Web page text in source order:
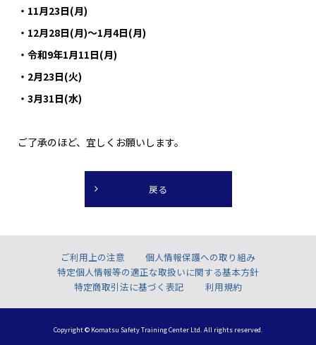
・11月23日(月)
・12月28日(月)～1月4日(月)
・令和9年1月11日(月)
・2月23日(火)
・3月31日(水)
ご了承のほど、宜しくお願いします。
ご利用上の注意
個人情報保護への取り組み
特定個人情報等の適正な取扱いに関する基本方針
特定商取引法に基づく表記
利用規約
Copyright © Komatsu Safety Training Center Ltd. All rights reserved.